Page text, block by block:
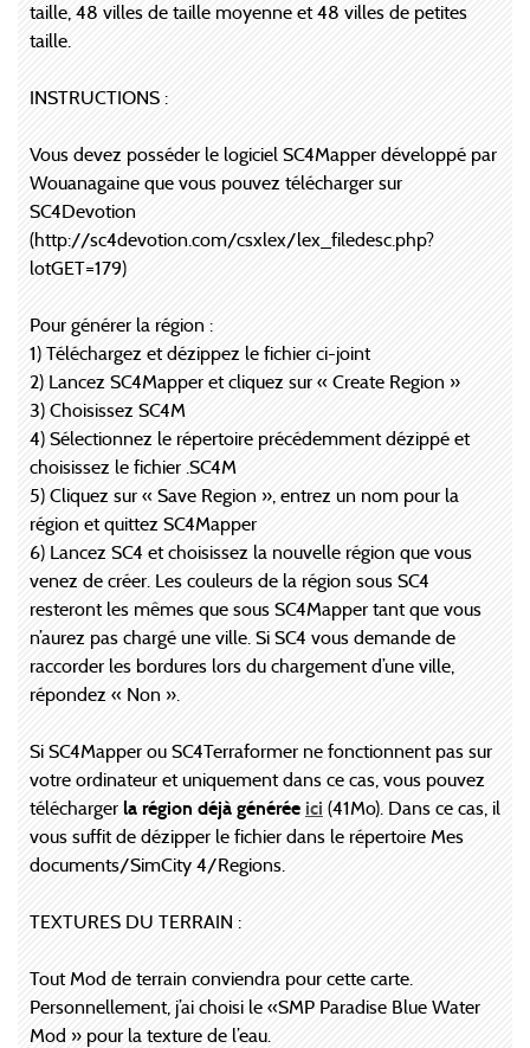
taille, 48 villes de taille moyenne et 48 villes de petites
taille.
INSTRUCTIONS :
Vous devez posséder le logiciel SC4Mapper développé par
Wouanagaine que vous pouvez télécharger sur
SC4Devotion
(http://sc4devotion.com/csxlex/lex_filedesc.php?
lotGET=179)
Pour générer la région :
1) Téléchargez et dézippez le fichier ci-joint
2) Lancez SC4Mapper et cliquez sur « Create Region »
3) Choisissez SC4M
4) Sélectionnez le répertoire précédemment dézippé et
choisissez le fichier .SC4M
5) Cliquez sur « Save Region », entrez un nom pour la
région et quittez SC4Mapper
6) Lancez SC4 et choisissez la nouvelle région que vous
venez de créer. Les couleurs de la région sous SC4
resteront les mêmes que sous SC4Mapper tant que vous
n’aurez pas chargé une ville. Si SC4 vous demande de
raccorder les bordures lors du chargement d’une ville,
répondez « Non ».
Si SC4Mapper ou SC4Terraformer ne fonctionnent pas sur
votre ordinateur et uniquement dans ce cas, vous pouvez
télécharger la région déjà générée ici (41Mo). Dans ce cas, il
vous suffit de dézipper le fichier dans le répertoire Mes
documents/SimCity 4/Regions.
TEXTURES DU TERRAIN :
Tout Mod de terrain conviendra pour cette carte.
Personnellement, j’ai choisi le «SMP Paradise Blue Water
Mod » pour la texture de l’eau.